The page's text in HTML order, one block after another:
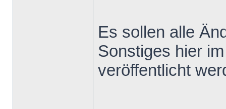
Es sollen alle
Sonstiges hier
veröffentlicht